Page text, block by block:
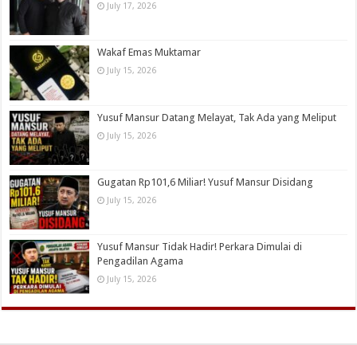
July 17, 2026
Wakaf Emas Muktamar
July 15, 2026
Yusuf Mansur Datang Melayat, Tak Ada yang Meliput
July 15, 2026
Gugatan Rp101,6 Miliar! Yusuf Mansur Disidang
July 15, 2026
Yusuf Mansur Tidak Hadir! Perkara Dimulai di
Pengadilan Agama
July 15, 2026